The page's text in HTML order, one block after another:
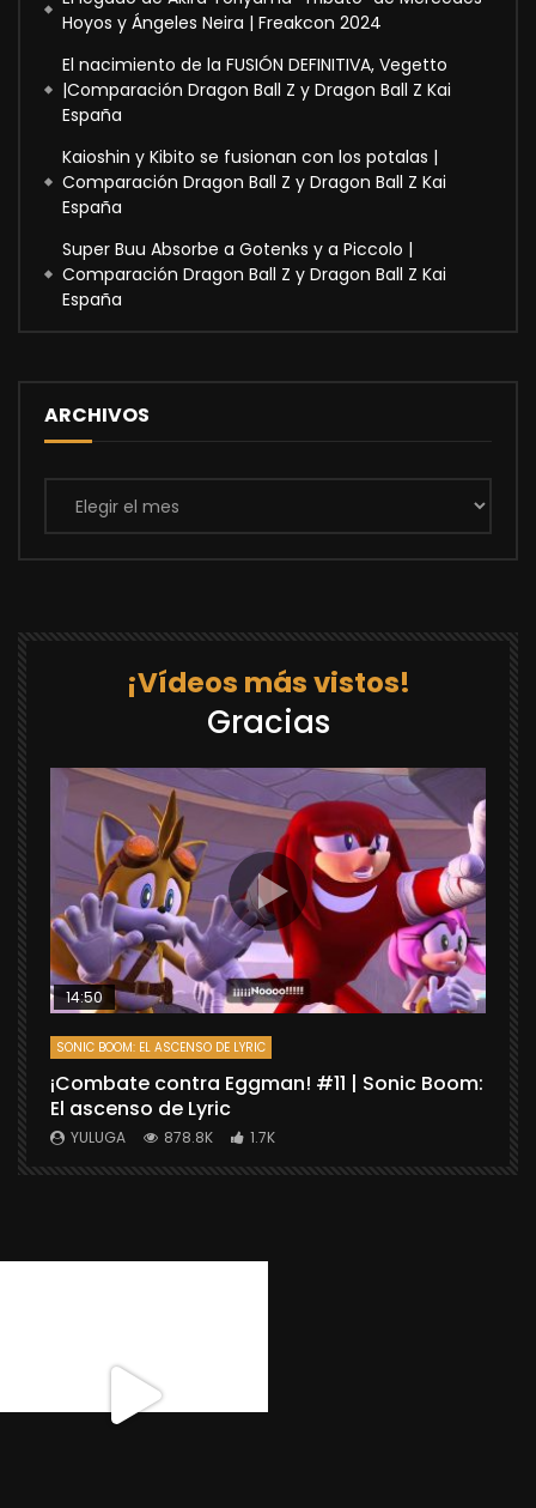
Hoyos y Ángeles Neira | Freakcon 2024
El nacimiento de la FUSIÓN DEFINITIVA, Vegetto
|Comparación Dragon Ball Z y Dragon Ball Z Kai
España
Kaioshin y Kibito se fusionan con los potalas |
Comparación Dragon Ball Z y Dragon Ball Z Kai
España
Super Buu Absorbe a Gotenks y a Piccolo |
Comparación Dragon Ball Z y Dragon Ball Z Kai
España
ARCHIVOS
Archivos
¡Vídeos más vistos!
Gracias
14:50
SONIC BOOM: EL ASCENSO DE LYRIC
¡Combate contra Eggman! #11 | Sonic Boom:
El ascenso de Lyric
YULUGA 878.8K 1.7K